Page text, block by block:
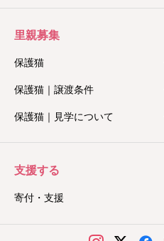
里親募集
保護猫
保護猫｜譲渡条件
保護猫｜見学について
支援する
寄付・支援